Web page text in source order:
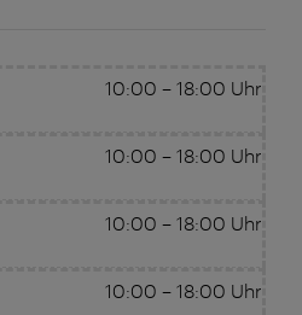
10:00 – 18:00 Uhr
10:00 – 18:00 Uhr
10:00 – 18:00 Uhr
10:00 – 18:00 Uhr